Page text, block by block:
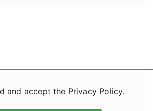
and accept the Privacy Policy.